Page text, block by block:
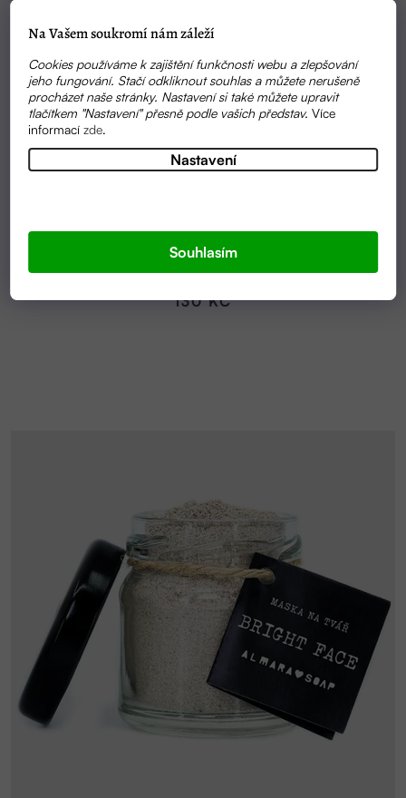
Na Vašem soukromí nám záleží
Cookies používáme k zajištění funkčnosti webu a zlepšování
jeho fungování. Stačí odkliknout souhlas a můžete nerušeně
procházet naše stránky. Nastavení si také můžete upravit
tlačítkem "Nastavení" přesně podle vašich představ.Více
informacízde.
Nastavení
Souhlasím
DŘEVĚNÁ MÝDLENKA VELKÁ | NATURINKA
130 KČ